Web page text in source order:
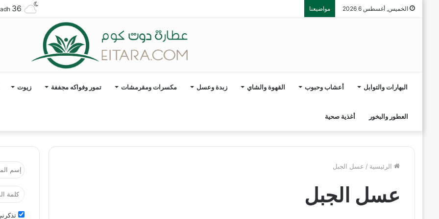
الخميس, أغسطس 6 2026 مواضيعنا 36
البهارات والتوابل أعشاب وحبوب القهوة والشاي زبدة وعسل مكسرات ومقرمشات تمور وفواكه مجففة زيوت
العطور والبخور أغذية صحية
الرئيسية / عسل الجبل
عسل الجبل